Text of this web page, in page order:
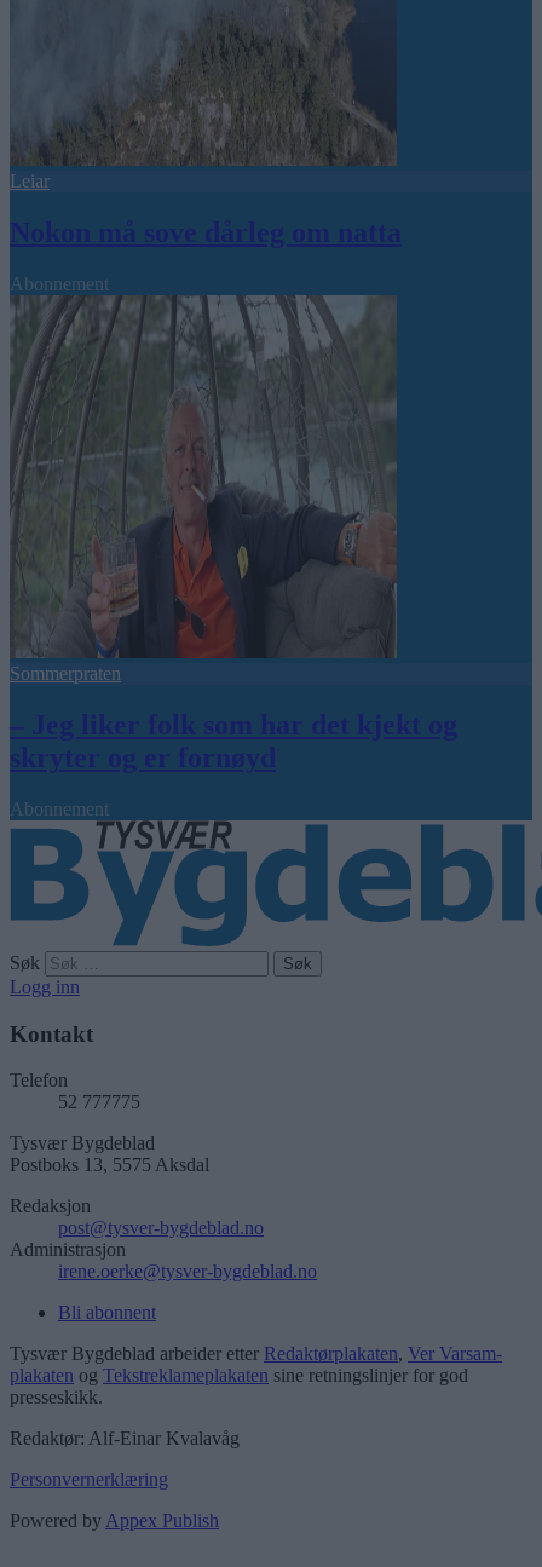
Leiar
Nokon må sove dårleg om natta
Abonnement
Sommerpraten
– Jeg liker folk som har det kjekt og
skryter og er fornøyd
Abonnement
Søk
Logg inn
Kontakt
Telefon
52 777775
Tysvær Bygdeblad
Postboks 13, 5575 Aksdal
Redaksjon
post@tysver-bygdeblad.no
Administrasjon
irene.oerke@tysver-bygdeblad.no
Bli abonnent
Tysvær Bygdeblad arbeider etter Redaktørplakaten, Ver Varsam-
plakaten og Tekstreklameplakaten sine retningslinjer for god
presseskikk.
Redaktør: Alf-Einar Kvalavåg
Personvernerklæring
Powered byAppex Publish